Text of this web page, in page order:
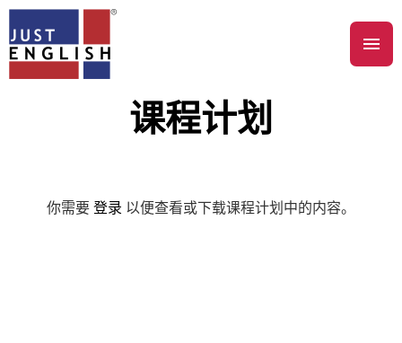
课程计划
你需要 登录 以便查看或下载课程计划中的内容。